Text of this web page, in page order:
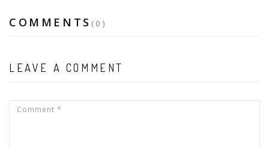
COMMENTS (0)
LEAVE A COMMENT